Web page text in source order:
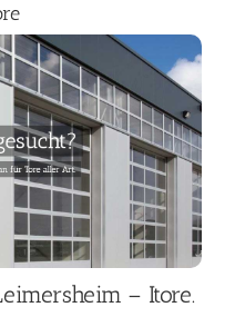
– Itore.